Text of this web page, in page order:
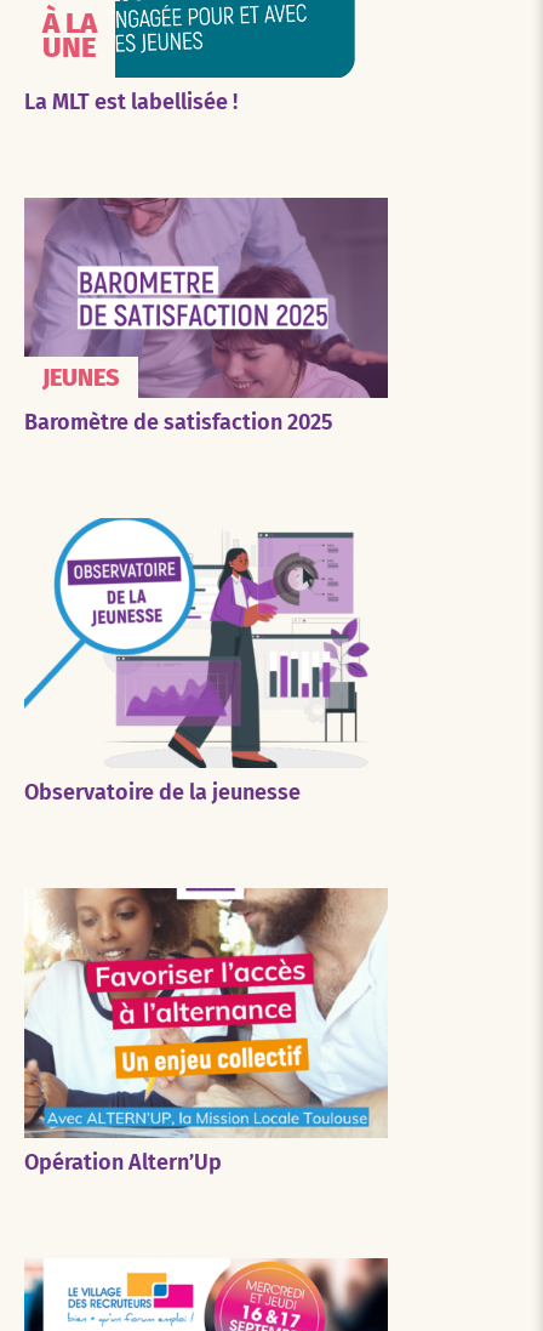
À LA
UNE
La MLT est labellisée !
JEUNES
Baromètre de satisfaction 2025
Observatoire de la jeunesse
Opération Altern’Up